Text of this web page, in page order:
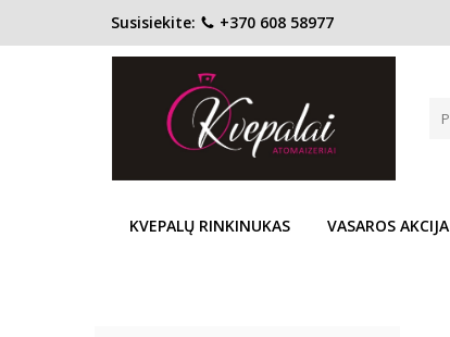
Susisiekite: +370 608 58977
KVEPALŲ RINKINUKAS VASAROS AKCIJA
EX NIHILO
Pirkite pagal gamintoją
Prekių palyginimas